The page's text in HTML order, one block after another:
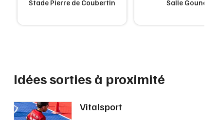
Stade Pierre de Coubertin Salle Gounod
Idées sorties à proximité
Vitalsport